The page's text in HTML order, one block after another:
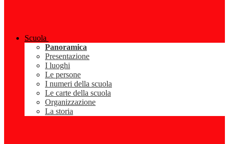
Scuola
Panoramica
Presentazione
I luoghi
Le persone
I numeri della scuola
Le carte della scuola
Organizzazione
La storia